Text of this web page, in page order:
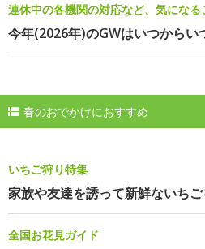
連休中の各機関の対応など、気になる
今年(2026年)のGWはいつからい
春のおでかけにおすすめ
いちご狩り特集
家族や友達を誘って新鮮ないち
全国お花見ガイド